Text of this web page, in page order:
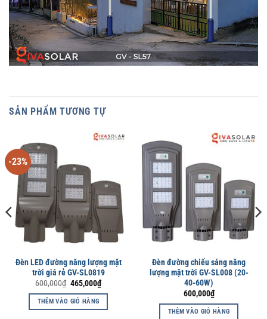
SẢN PHẨM TƯƠNG TỰ
-23%
Đèn LED đường năng lượng mặt
trời giá rẻ GV-SL0819
600,000₫ Giá
là:
600,000₫.
465,000₫Giá
hiện
tại
465,000₫.
THÊM VÀO GIỎ HÀNG
Đèn đường chiếu sáng năng
lượng mặt trời GV-SL008 (20-
40-60W)
600,000₫
THÊM VÀO GIỎ HÀNG